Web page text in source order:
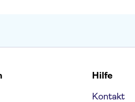
Hilfe
Kontakt